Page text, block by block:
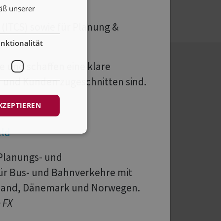
sowie für Planung &
und schaffen eine klare
Kunden zugeschnitten sind.
und
Bus- und Bahnverkehre mit
Dänemark und Norwegen.
ermöglichen unter anderem die
unserer